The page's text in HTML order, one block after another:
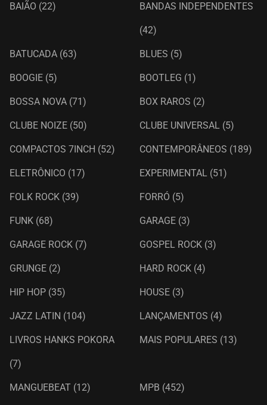
BAIÃO (22) BANDAS INDEPENDENTES
(42)
BATUCADA (63) BLUES (5)
BOOGIE (5) BOOTLEG (1)
BOSSA NOVA (71) BOX RAROS (2)
CLUBE NOIZE (50) CLUBE UNIVERSAL (5)
COMPACTOS 7INCH (52) CONTEMPORÂNEOS (189)
ELETRÔNICO (17) EXPERIMENTAL (51)
FOLK ROCK (39) FORRÓ (5)
FUNK (68) GARAGE (3)
GARAGE ROCK (7) GOSPEL ROCK (3)
GRUNGE (2) HARD ROCK (4)
HIP HOP (35) HOUSE (3)
JAZZ LATIN (104) LANÇAMENTOS (4)
LIVROS HANKS POKORA
(7)
MAIS POPULARES (13)
MANGUEBEAT (12) MPB (452)